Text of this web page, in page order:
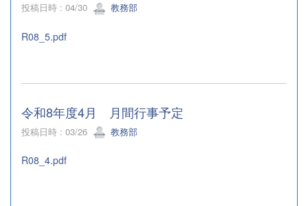
投稿日時 : 04/30 教務部
R08_5.pdf
令和8年度4月 月間行事予定
投稿日時 : 03/26 教務部
R08_4.pdf